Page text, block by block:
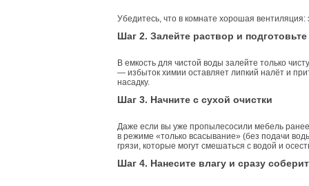
Убедитесь, что в комнате хорошая вентиляция:
Шаг 2. Залейте раствор и
В емкость для чистой воды залейте только
— избыток химии оставляет липкий налёт и
насадку.
Шаг 3. Начните с сухой очистки
Даже если вы уже пропылесосили мебель
в режиме «только всасывание» (без подачи
грязи, которые могут смешаться с водой и
Шаг 4. Нанесите влагу и сразу